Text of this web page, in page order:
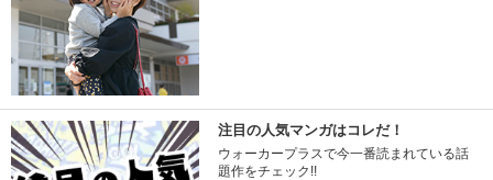
注目の人気マンガはコレだ！
ウォーカープラスで今一番読まれている話
題作をチェック!!